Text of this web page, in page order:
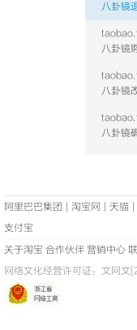
八卦镜
八卦镜
八卦镜
八卦镜
阿里巴巴集团 淘宝网 天猫
支付宝
关于淘宝 合作伙伴 营销中心
网络文化经营许可证： 文网文